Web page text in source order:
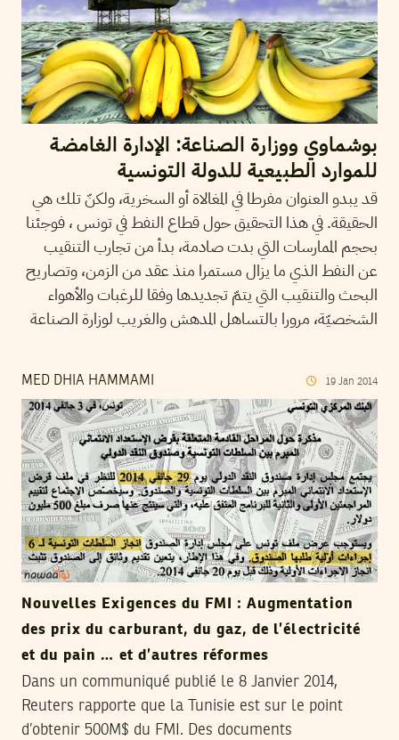
بوشماوي ووزارة الصناعة: الإدارة الغامضة
للموارد الطبيعية للدولة التونسية
قد يبدو العنوان مفرطا في المغالاة أو السخرية، ولكنّ تلك هي
الحقيقة. في هذا التحقيق حول قطاع النفط في تونس ، فوجئنا
بحجم الممارسات التي بدت صادمة، بدأ من تجارب التنقيب
عن النفط الذي ما يزال مستمرا منذ عقد من الزمن، وتصاريح
البحث والتنقيب التي يتمّ تجديدها وفقا للرغبات والأهواء
الشخصيّة، مرورا بالتساهل المدهش والغريب لوزارة الصناعة
MED DHIA HAMMAMI 19 Jan 2014
Nouvelles Exigences du FMI : Augmentation
des prix du carburant, du gaz, de l’électricité
et du pain … et d’autres réformes
Dans un communiqué publié le 8 Janvier 2014,
Reuters rapporte que la Tunisie est sur le point
d’obtenir 500M$ du FMI. Des documents